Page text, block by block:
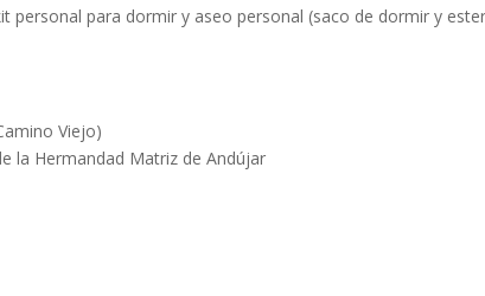
para dormir y aseo personal (saco de dormir y
Viejo)
la Hermandad Matriz de Andújar